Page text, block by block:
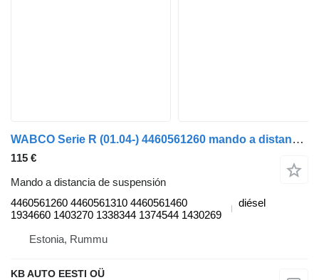
WABCO Serie R (01.04-) 4460561260 mando a distancia de suspensión para Scania P,G,R,T-series (2004-2017) camión
115 €
Mando a distancia de suspensión
4460561260 4460561310 4460561460
1934660 1403270 1338344 1374544 1430269
diésel
Estonia, Rummu
KB AUTO EESTI OÜ